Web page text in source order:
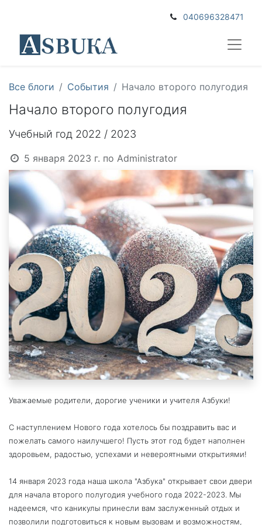
040696328471
Все блоги События Начало второго полугодия
Начало второго полугодия
Учебный год 2022 / 2023
5 января 2023 г. по Administrator
Уважаемые родители, дорогие ученики и учителя Азбуки!
С наступлением Нового года хотелось бы поздравить вас и
пожелать самого наилучшего! Пусть этот год будет наполнен
здоровьем, радостью, успехами и невероятными открытиями!
14 января 2023 года наша школа "Азбука" открывает свои двери
для начала второго полугодия учебного года 2022-2023. Мы
надеемся, что каникулы принесли вам заслуженный отдых и
позволили подготовиться к новым вызовам и возможностям,